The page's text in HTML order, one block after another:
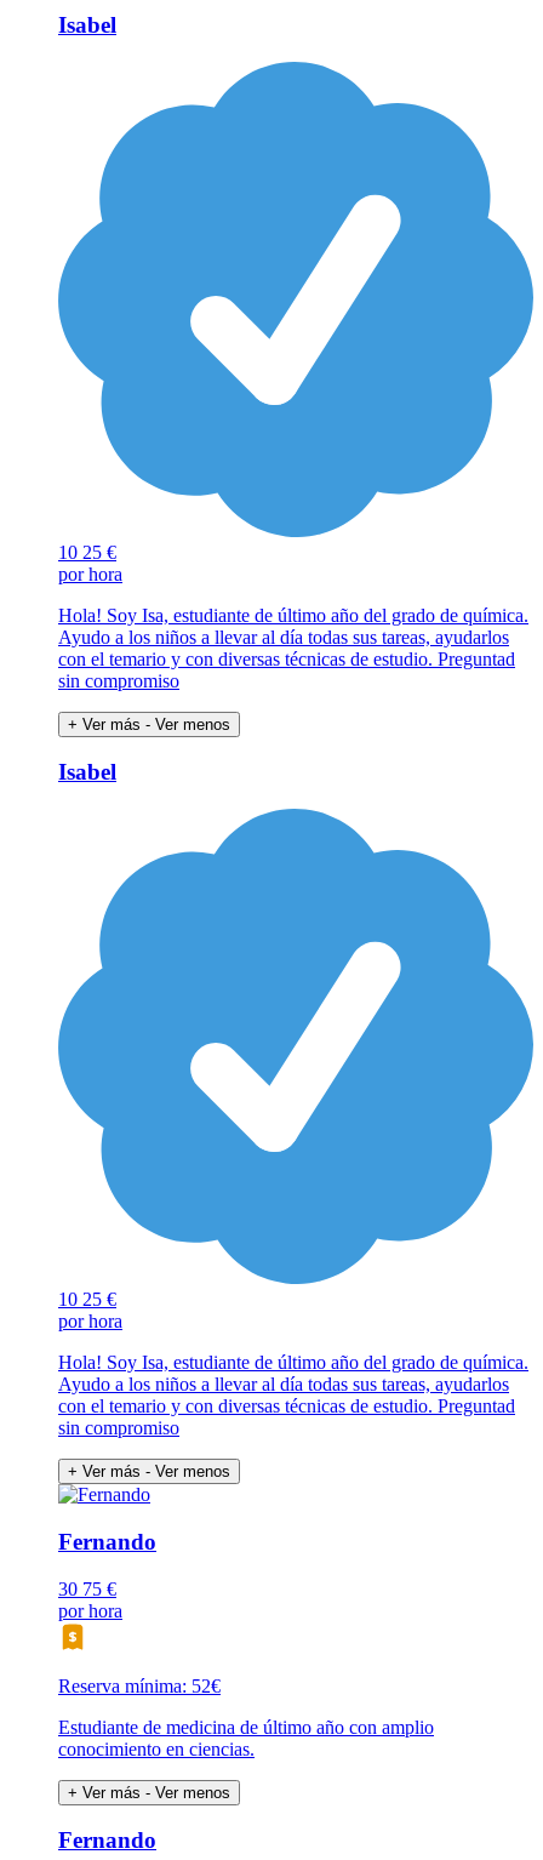
Isabel
10 25 €
por hora
Hola! Soy Isa, estudiante de último año del grado de química.
Ayudo a los niños a llevar al día todas sus tareas, ayudarlos
con el temario y con diversas técnicas de estudio. Preguntad
sin compromiso
+ Ver más - Ver menos
Isabel
10 25 €
por hora
Hola! Soy Isa, estudiante de último año del grado de química.
Ayudo a los niños a llevar al día todas sus tareas, ayudarlos
con el temario y con diversas técnicas de estudio. Preguntad
sin compromiso
+ Ver más - Ver menos
Fernando
30 75 €
por hora
Reserva mínima: 52€
Estudiante de medicina de último año con amplio
conocimiento en ciencias.
+ Ver más - Ver menos
Fernando